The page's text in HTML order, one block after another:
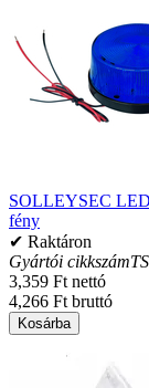
SOLLEYSEC
fény
✔ Raktáron
Gyártói cikkszám
3,359 Ft nettó
4,266 Ft bruttó
Kosárba